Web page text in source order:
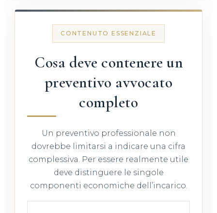
CONTENUTO ESSENZIALE
Cosa deve contenere un
preventivo avvocato
completo
Un preventivo professionale non
dovrebbe limitarsi a indicare una cifra
complessiva. Per essere realmente utile
deve distinguere le singole
componenti economiche dell’incarico.